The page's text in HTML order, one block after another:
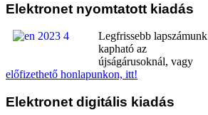
Elektronet nyomtatott kiadás
Legfrissebb lapszámunk
kapható az
újságárusoknál, vagy
előfizethető honlapunkon, itt!
Elektronet digitális kiadás